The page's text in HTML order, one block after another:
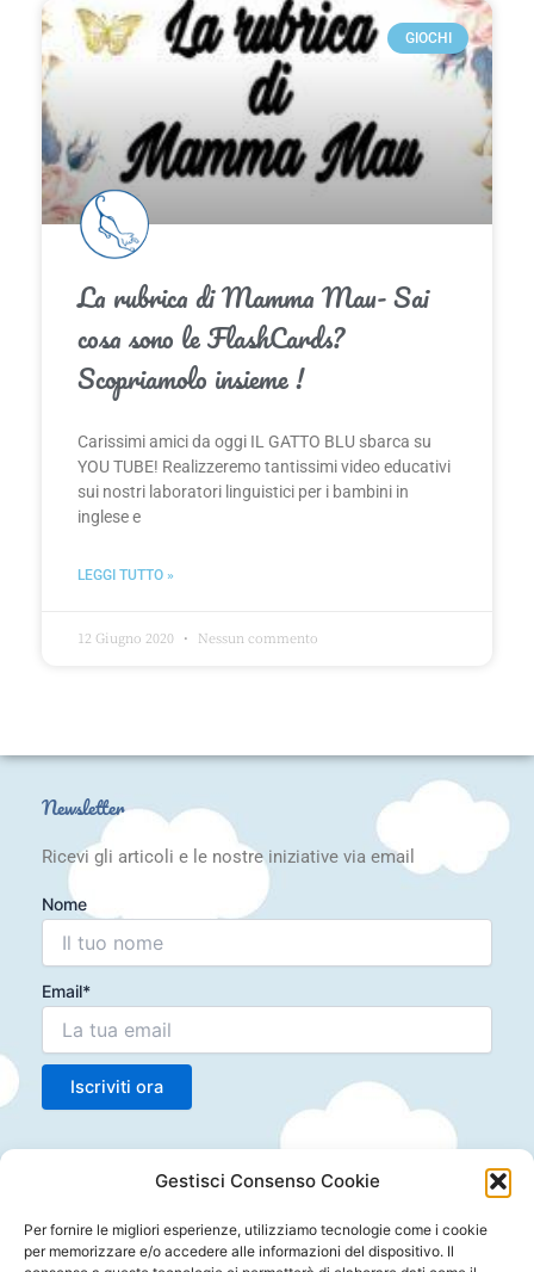
Gestisci Consenso Cookie
Per fornire le migliori esperienze, utilizziamo tecnologie come i cookie
per memorizzare e/o accedere alle informazioni del dispositivo. Il
GIOCHI
La rubrica di Mamma Mau- Sai
cosa sono le FlashCards?
Scopriamolo insieme !
Carissimi amici da oggi IL GATTO BLU sbarca su
YOU TUBE! Realizzeremo tantissimi video educativi
sui nostri laboratori linguistici per i bambini in
inglese e
LEGGI TUTTO »
12 Giugno 2020 Nessun commento
Newsletter
Ricevi gli articoli e le nostre iniziative via email
Nome
Email*
Laboratorio Montessori 10-24 mesi: Scoperta e
Crescita
” Musicando “Laboratorio di Musicoterapia da 6